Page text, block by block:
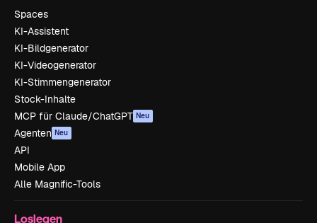
Spaces
KI-Assistent
KI-Bildgenerator
KI-Videogenerator
KI-Stimmengenerator
Stock-Inhalte
MCP für Claude/ChatGPT Neu
Agenten Neu
API
Mobile App
Alle Magnific-Tools
Loslegen